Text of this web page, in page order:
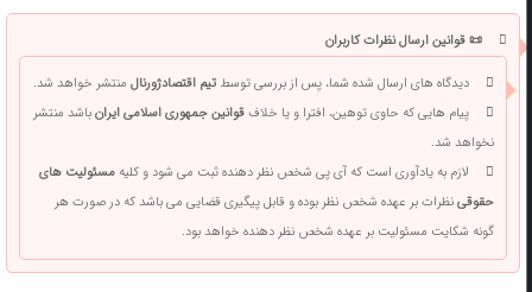
📜 قوانین ارسال نظرات کاربران
دیدگاه های ارسال شده شما، پس از بررسی توسطتیم اقتصادژورنالمنتشر خواهد شد.
پیام هایی که حاوی توهین، افترا و یا خلافقوانین جمهوری اسلامی ایرانباشد منتشر
نخواهد شد.
لازم به یادآوری است که آی پی شخص نظر دهنده ثبت می شود و کلیهمسئولیت های
حقوقینظرات بر عهده شخص نظر بوده و قابل پیگیری قضایی می باشد که در صورت هر
گونه شکایت مسئولیت بر عهده شخص نظر دهنده خواهد بود.